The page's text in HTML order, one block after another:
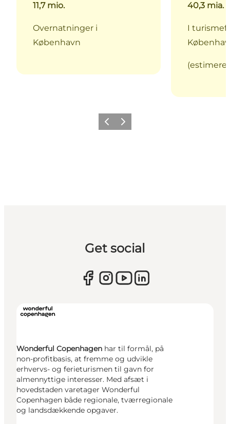
11,7 mio.
Overnatninger i
København
40,3 mia.
I
ForrigeNæste
Get social
Wonderful Copenhagen har til formål, på
non-profitbasis, at fremme og udvikle
erhvervs- og ferieturismen til gavn for
almennyttige interesser. Med afsæt i
hovedstaden varetager Wonderful
Copenhagen både regionale, tværregionale
og landsdækkende opgaver.